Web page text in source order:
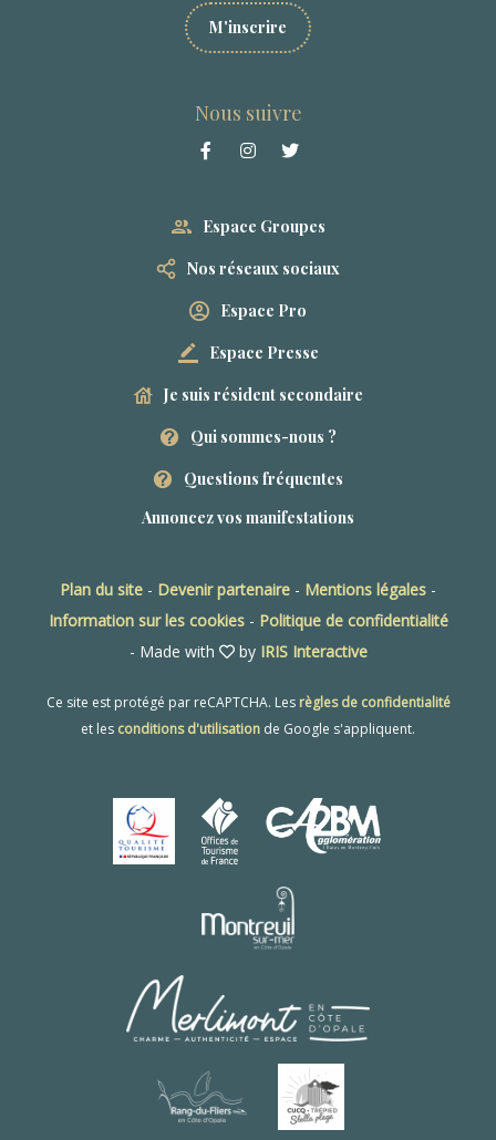
M'inscrire
Nous suivre
Espace Groupes
Nos réseaux sociaux
Espace Pro
Espace Presse
Je suis résident secondaire
Qui sommes-nous ?
Questions fréquentes
Annoncez vos manifestations
Plan du site - Devenir partenaire - Mentions légales -
Information sur les cookies- Politique de confidentialité
- Made with
by IRIS Interactive
Ce site est protégé par reCAPTCHA. Les règles de confidentialité
et les conditions d'utilisation de Google s'appliquent.